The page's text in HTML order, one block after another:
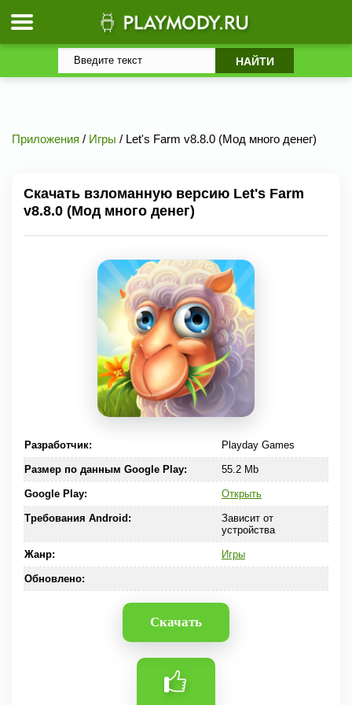
Приложения / Игры / Let's Farm v8.8.0 (Мод много денег)
Скачать взломанную версию Let's Farm
v8.8.0 (Мод много денег)
Разработчик: Playday Games
Размер по данным Google Play: 55.2 Mb
Google Play: Открыть
Требования Android:
Зависит от
устройства
Жанр: Игры
Обновлено:
Скачать